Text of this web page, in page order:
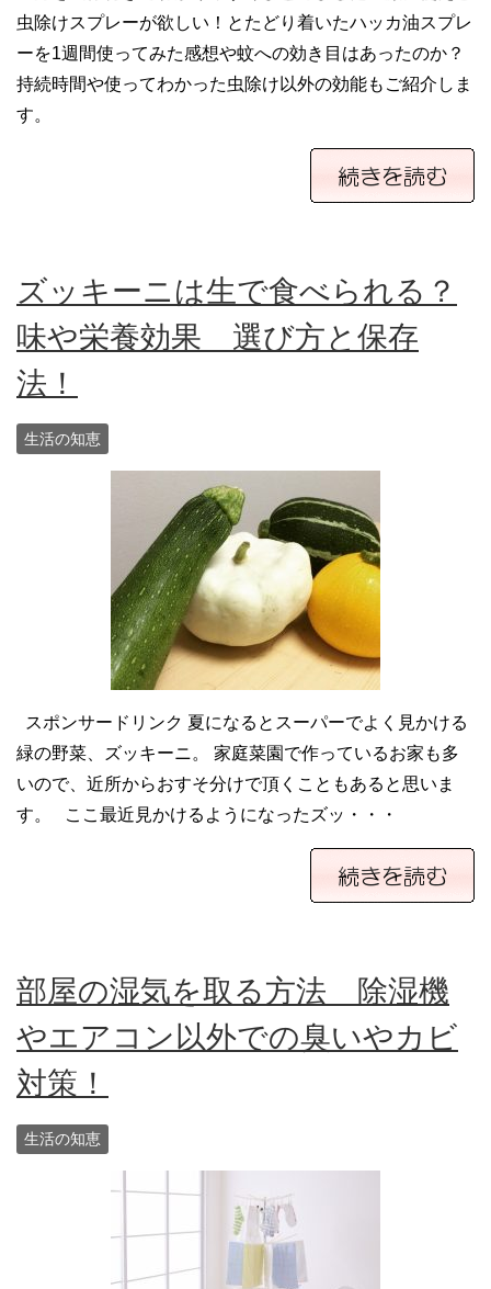
虫除けスプレーが欲しい！とたどり着いたハッカ油スプレ
ーを1週間使ってみた感想や蚊への効き目はあったのか？
持続時間や使ってわかった虫除け以外の効能もご紹介しま
す。
ズッキーニは生で食べられる？
味や栄養効果 選び方と保存
法！
生活の知恵
スポンサードリンク 夏になるとスーパーでよく見かける
緑の野菜、ズッキーニ。 家庭菜園で作っているお家も多
いので、近所からおすそ分けで頂くこともあると思いま
す。 ここ最近見かけるようになったズッ・・・
部屋の湿気を取る方法 除湿機
やエアコン以外での臭いやカビ
対策！
生活の知恵